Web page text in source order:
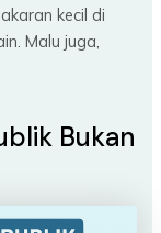
kecil di
Malu juga,
Bukan